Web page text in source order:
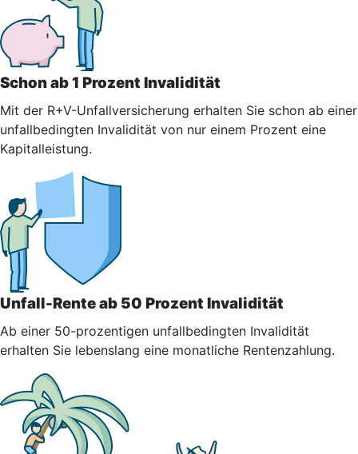
Schon ab 1 Prozent Invalidität
Mit der R+V-Unfallversicherung erhalten Sie schon ab einer
unfallbedingten Invalidität von nur einem Prozent eine
Kapitalleistung.
Unfall-Rente ab 50 Prozent Invalidität
Ab einer 50-prozentigen unfallbedingten Invalidität
erhalten Sie lebenslang eine monatliche Rentenzahlung.